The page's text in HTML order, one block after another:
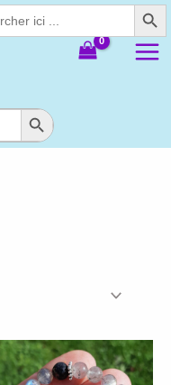
Search
Search Button